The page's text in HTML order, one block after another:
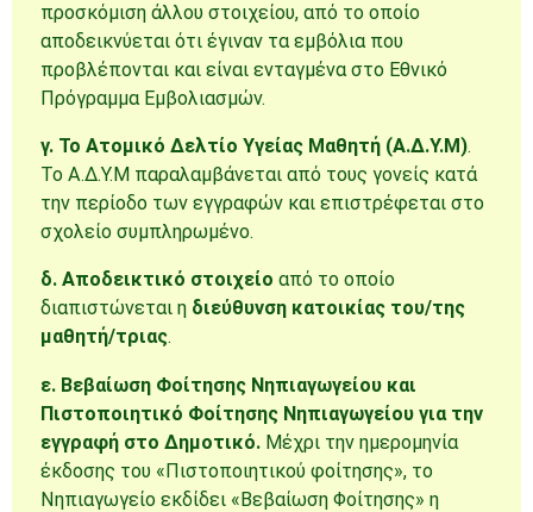
προσκόμιση άλλου στοιχείου, από το οποίο
αποδεικνύεται ότι έγιναν τα εμβόλια που
προβλέπονται και είναι ενταγμένα στο Εθνικό
Πρόγραμμα Εμβολιασμών.
γ. Το Ατομικό Δελτίο Υγείας Μαθητή (Α.Δ.Υ.Μ).
Το Α.Δ.Υ.Μ παραλαμβάνεται από τους γονείς κατά
την περίοδο των εγγραφών και επιστρέφεται στο
σχολείο συμπληρωμένο.
δ. Αποδεικτικό στοιχείοαπό το οποίο
διαπιστώνεται η διεύθυνση κατοικίας του/της
μαθητή/τριας.
ε. Βεβαίωση Φοίτησης Νηπιαγωγείου και
Πιστοποιητικό Φοίτησης Νηπιαγωγείου για την
εγγραφή στο Δημοτικό. Μέχρι την ημερομηνία
έκδοσης του «Πιστοποιητικού φοίτησης», το
Νηπιαγωγείο εκδίδει «Βεβαίωση Φοίτησης» η